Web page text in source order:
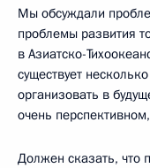
Мы обсуждали
проблемы развития
в Азиатско-
существует
организовать в
очень
Должен сказать, что